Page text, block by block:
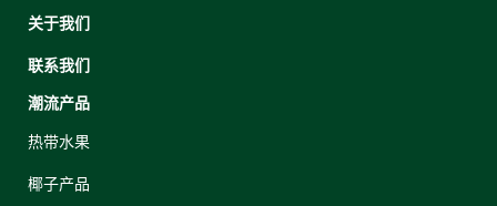
关于我们
联系我们
潮流产品
热带水果
椰子产品